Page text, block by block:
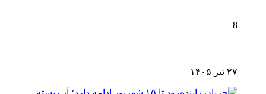
8
۲۷ تیر ۱۴۰۵